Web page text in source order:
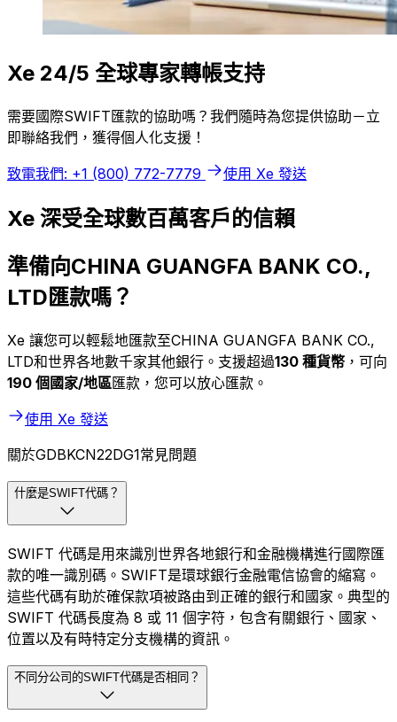
Xe 24/5 全球專家轉帳支持
需要國際SWIFT匯款的協助嗎？我們隨時為您提供協助－立
即聯絡我們，獲得個人化支援！
致電我們: +1 (800) 772-7779 使用 Xe 發送
Xe 深受全球數百萬客戶的信賴
準備向CHINA GUANGFA BANK CO.,
LTD匯款嗎？
Xe 讓您可以輕鬆地匯款至CHINA GUANGFA BANK CO.,
LTD和世界各地數千家其他銀行。支援超過130 種貨幣 ，可向
190 個國家/地區匯款，您可以放心匯款。
使用 Xe 發送
關於GDBKCN22DG1常見問題
什麼是SWIFT代碼？
SWIFT 代碼是用來識別世界各地銀行和金融機構進行國際匯
款的唯一識別碼。SWIFT是環球銀行金融電信協會的縮寫。
這些代碼有助於確保款項被路由到正確的銀行和國家。典型的
SWIFT 代碼長度為 8 或 11 個字符，包含有關銀行、國家、
位置以及有時特定分支機構的資訊。
不同分公司的SWIFT代碼是否相同？